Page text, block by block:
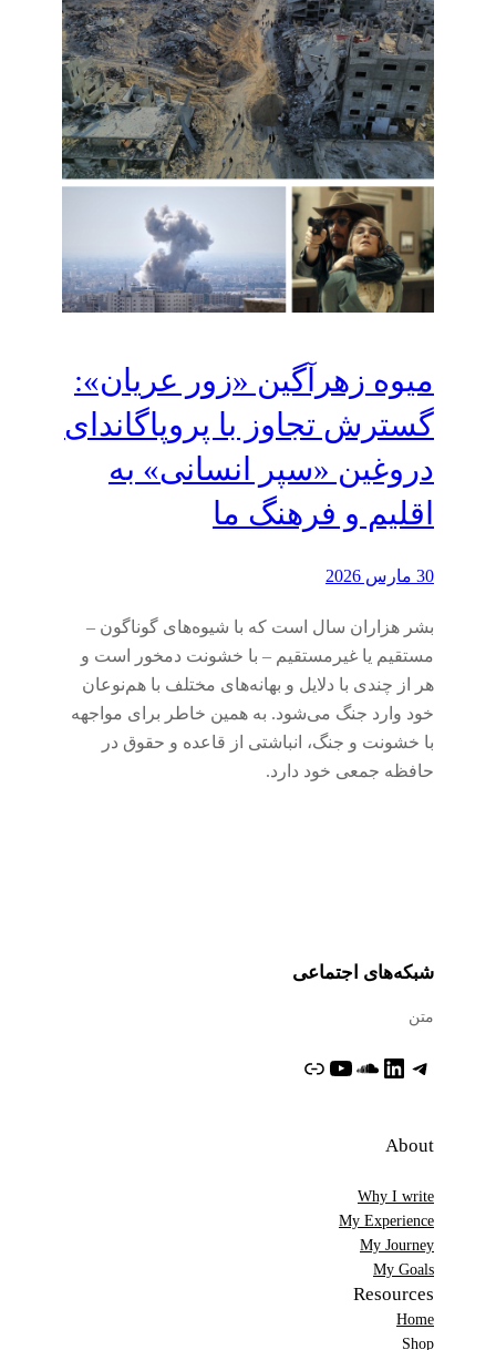
میوه زهرآگین «زور عریان»:
گسترش تجاوز با پروپاگاندای
دروغین «سپر انسانی» به
اقلیم و فرهنگ ما
30 مارس 2026
بشر هزاران سال است که با شیوه‌های گوناگون –
مستقیم یا غیرمستقیم – با خشونت دمخور است و
هر از چندی با دلایل و بهانه‌های مختلف با هم‌نوعان
خود وارد جنگ می‌شود. به همین خاطر برای مواجهه
با خشونت و جنگ، انباشتی از قاعده و حقوق در
حافظه جمعی خود دارد.
شبکه‌های اجتماعی
متن
تلگرام لینکداین ساوندکلاود یوتیوبپیوند
About
Why I write
My Experience
My Journey
My Goals
Resources
Home
Shop